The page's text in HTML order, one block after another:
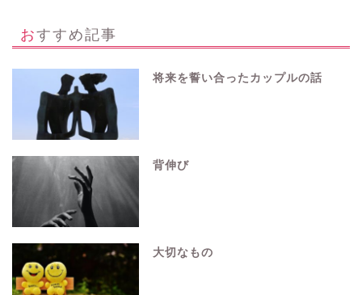
おすすめ記事
将来を誓い合ったカップルの話
背伸び
大切なもの